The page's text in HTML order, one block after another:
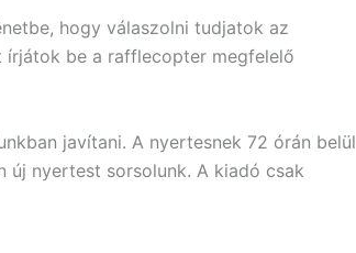
hogy válaszolni tudjatok az
írjátok be a rafflecopter megfelelő
javítani. A nyertesnek 72 órán belül
új nyertest sorsolunk. A kiadó csak